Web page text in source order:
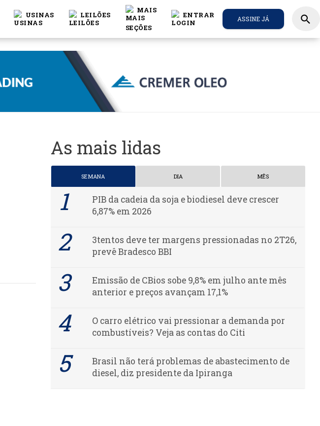
USINAS LEILÕES
MAIS
ENTRAR ASSINE JÁ search
As mais lidas
SEMANA DIA MÊS
PIB da cadeia da soja e biodiesel deve crescer
6,87% em 2026
3tentos deve ter margens pressionadas no 2T26,
prevê Bradesco BBI
Emissão de CBios sobe 9,8% em julho ante mês
anterior e preços avançam 17,1%
O carro elétrico vai pressionar a demanda por
combustíveis? Veja as contas do Citi
Brasil não terá problemas de abastecimento de
diesel, diz presidente da Ipiranga